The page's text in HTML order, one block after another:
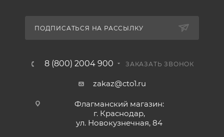
ПОДПИСАТЬСЯ НА РАССЫЛКУ
8 (800) 2004 900 ЗАКАЗАТЬ ЗВОНОК
zakaz@cto1.ru
Флагманский магазин:
г. Краснодар,
ул. Новокузнечная, 84